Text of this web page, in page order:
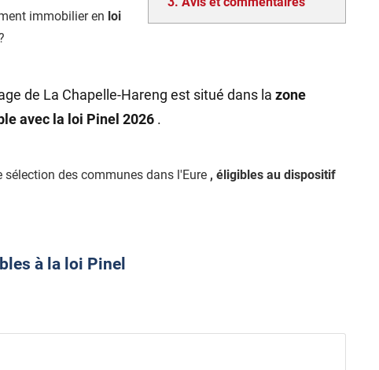
immobilier en loi
de La Chapelle-Hareng est situé dans la zone
avec la loi Pinel 2026 .
des communes dans l'Eure , éligibles au dispositif
à la loi Pinel